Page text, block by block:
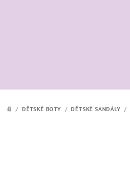
DOMŮ
/ DĚTSKÉ BOTY / DĚTSKÉ SANDÁLY /